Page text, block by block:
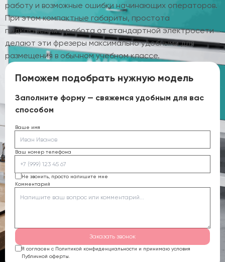
работу и возможные ошибки начинающих операторов.
При этом компактные габариты, простота
подключения и работа от стандартной электросети
делают эти фрезеры максимально удобными для
размещения в обычном учебном классе.
Поможем подобрать нужную модель
Заполните форму — свяжемся удобным для вас
способом
Ваше имя
Ваш номер телефона
Не звонить, просто напишите мне
Комментарий
Заказать звонок
Я согласен с Политикой конфиденциальности и принимаю условия
Публичной оферты.